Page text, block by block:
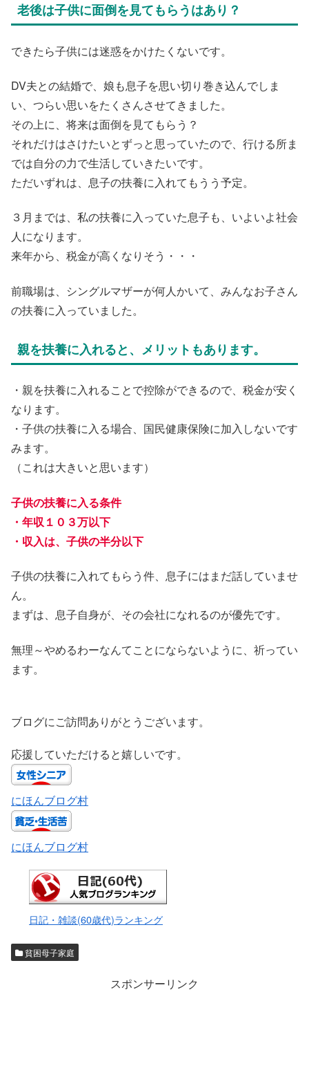
老後は子供に面倒を見てもらうはあり？
できたら子供には迷惑をかけたくないです。
DV夫との結婚で、娘も息子を思い切り巻き込んでしま
い、つらい思いをたくさんさせてきました。
その上に、将来は面倒を見てもらう？
それだけはさけたいとずっと思っていたので、行ける所ま
では自分の力で生活していきたいです。
ただいずれは、息子の扶養に入れてもうう予定。
３月までは、私の扶養に入っていた息子も、いよいよ社会
人になります。
来年から、税金が高くなりそう・・・
前職場は、シングルマザーが何人かいて、みんなお子さん
の扶養に入っていました。
親を扶養に入れると、メリットもあります。
・親を扶養に入れることで控除ができるので、税金が安く
なります。
・子供の扶養に入る場合、国民健康保険に加入しないです
みます。
（これは大きいと思います）
子供の扶養に入る条件
・年収１０３万以下
・収入は、子供の半分以下
子供の扶養に入れてもらう件、息子にはまだ話していませ
ん。
まずは、息子自身が、その会社になれるのが優先です。
無理～やめるわーなんてことにならないように、祈ってい
ます。
ブログにご訪問ありがとうございます。
応援していただけると嬉しいです。
にほんブログ村
にほんブログ村
日記・雑談(60歳代)ランキング
貧困母子家庭
スポンサーリンク